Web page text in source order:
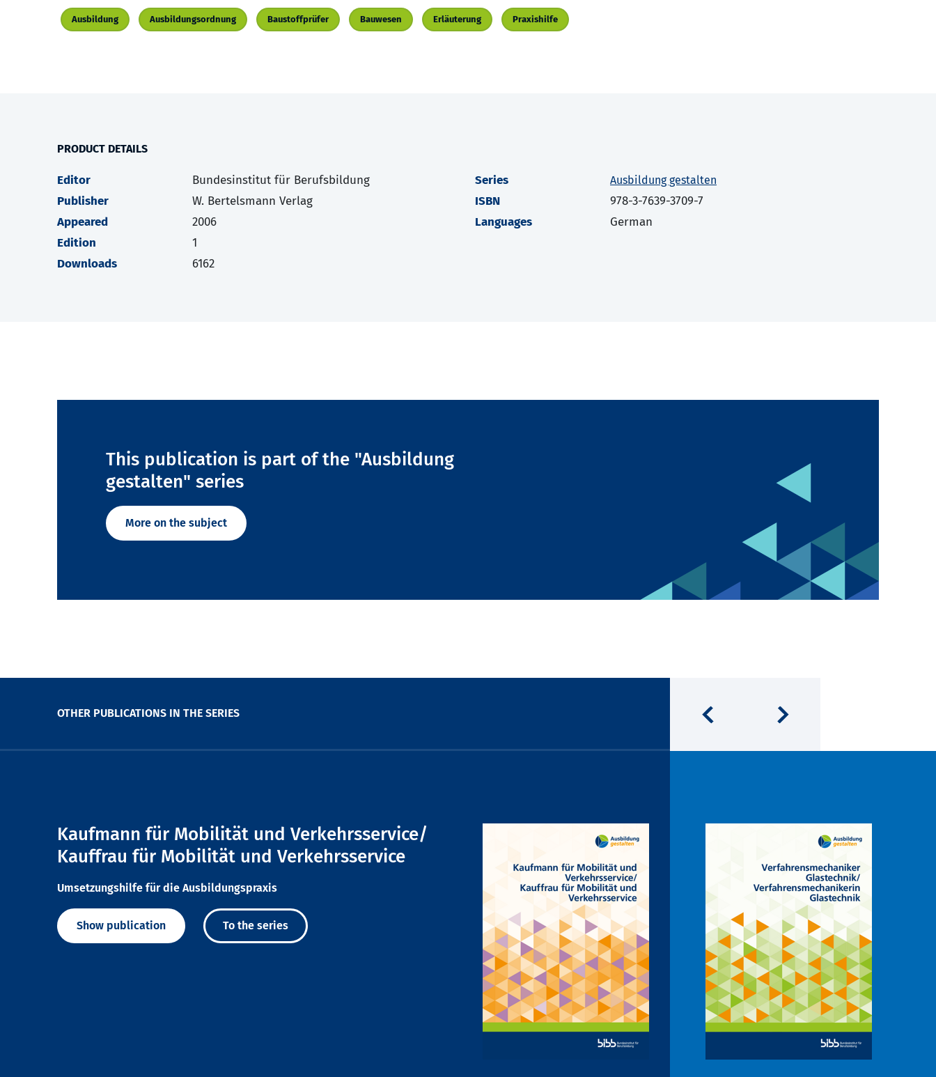
Ausbildung Ausbildungsordnung Baustoffprüfer Bauwesen Erläuterung Praxishilfe
PRODUCT DETAILS
Editor
Bundesinstitut für Berufsbildung
Publisher
W. Bertelsmann Verlag
Appeared
2006
Edition
1
Downloads
6162
Series Ausbildung gestalten
ISBN
978-3-7639-3709-7
Languages
German
This publication is part of the "Ausbildung
gestalten" series
More on the subject
OTHER PUBLICATIONS IN THE SERIES
Kaufmann für Mobilität und Verkehrsservice/
Kauffrau für Mobilität und Verkehrsservice
Umsetzungshilfe für die Ausbildungspraxis
Show publication To the series